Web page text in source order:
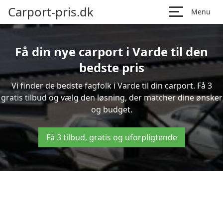
Carport-pris.dk Menu
Få din nye carport i Varde til den
bedste pris
Vi finder de bedste fagfolk i Varde til din carport. Få 3
gratis tilbud og vælg den løsning, der matcher dine ønsker
og budget.
Få 3 tilbud, gratis og uforpligtende